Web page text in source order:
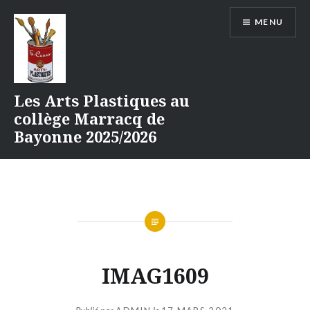
contenu
Les Arts Plastiques au
collège Marracq de
Bayonne 2025/2026
MENU
IMAG1609